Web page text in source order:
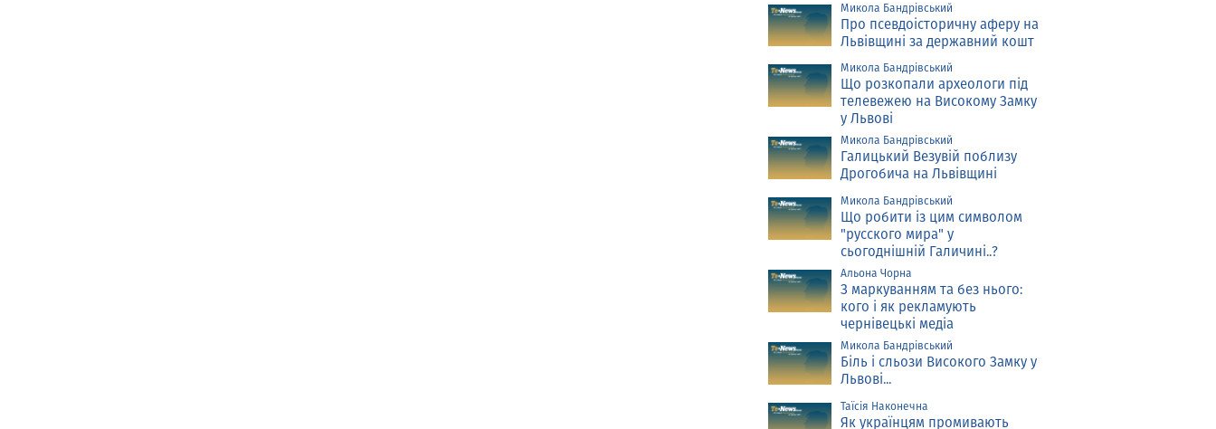
Микола Бандрівський
Про псевдоісторичну аферу на
Львівщині за державний кошт
Микола Бандрівський
Що розкопали археологи під
телевежею на Високому Замку
у Львові
Микола Бандрівський
Галицький Везувій поблизу
Дрогобича на Львівщині
Микола Бандрівський
Що робити із цим символом
"русского мира" у
сьогоднішній Галичині..?
Альона Чорна
З маркуванням та без нього:
кого і як рекламують
чернівецькі медіа
Микола Бандрівський
Біль і сльози Високого Замку у
Львові...
Таїсія Наконечна
Як українцям промивають